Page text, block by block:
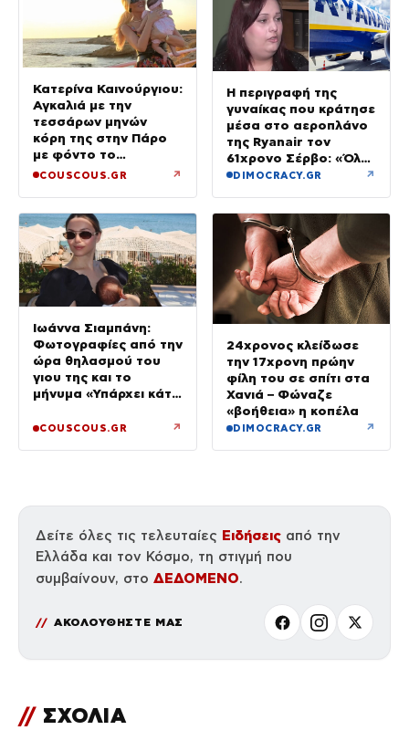
Κατερίνα Καινούργιου:
Αγκαλιά με την
τεσσάρων μηνών
κόρη της στην Πάρο
με φόντο το
ηλιοβασίλεμα
COUSCOUS.GR ↗
Η περιγραφή της
γυναίκας που κράτησε
μέσα στο αεροπλάνο
της Ryanair τον
61χρονο Σέρβο: «Όλα
έγιναν σε κλάσματα
DIMOCRACY.GR ↗
Ιωάννα Σιαμπάνη:
Φωτογραφίες από την
ώρα θηλασμού του
γιου της και το
μήνυμα «Υπάρχει κάτι
αργές μέρες»
COUSCOUS.GR ↗
24χρονος κλείδωσε
την 17χρονη πρώην
φίλη του σε σπίτι στα
Χανιά – Φώναζε
«βοήθεια» η κοπέλα
DIMOCRACY.GR ↗
Δείτε όλες τις τελευταίες Ειδήσεις από την
Ελλάδα και τον Κόσμο, τη στιγμή που
συμβαίνουν, στο ΔΕΔΟΜΕΝΟ.
ΑΚΟΛΟΥΘΗΣΤΕ ΜΑΣ
// ΣΧΟΛΙΑ